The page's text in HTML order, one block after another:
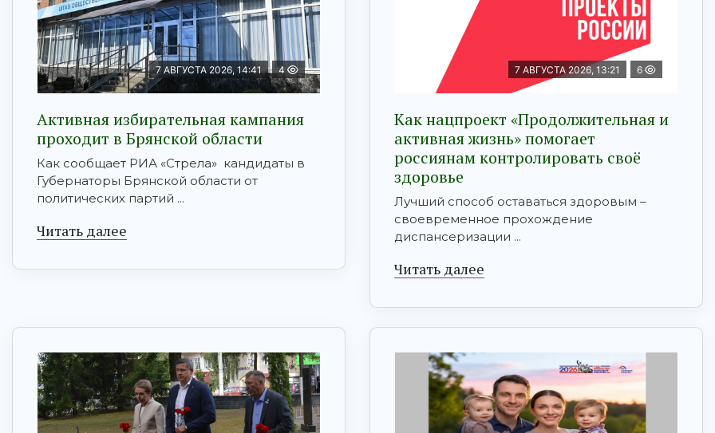
7 АВГУСТА 2026, 14:41 4
Активная избирательная кампания
проходит в Брянской области
Как сообщает РИА «Стрела» кандидаты в
Губернаторы Брянской области от
политических партий ...
Читать далее
7 АВГУСТА 2026, 13:21 6
Как нацпроект «Продолжительная и
активная жизнь» помогает
россиянам контролировать своё
здоровье
Лучший способ оставаться здоровым –
своевременное прохождение
диспансеризации ...
Читать далее